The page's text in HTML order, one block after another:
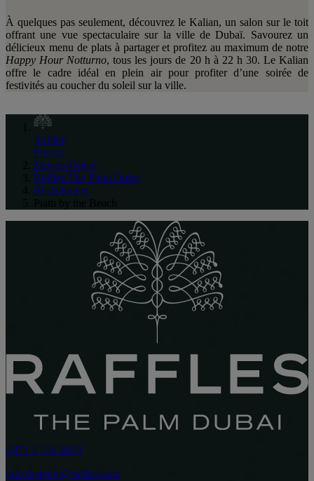
À quelques pas seulement, découvrez le Kalian, un salon sur le toit
offrant une vue spectaculaire sur la ville de Dubaï. Savourez un
délicieux menu de plats à partager et profitez au maximum de notre
Happy Hour Notturno, tous les jours de 20 h à 22 h 30. Le Kalian
offre le cadre idéal en plein air pour profiter d’une soirée de
festivités au coucher du soleil sur la ville.
Raffles
French
Moyen-Orient
Raffles The Palm Dubai
Restauration
+971 4 248 8888
info.thepalm@raffles.com